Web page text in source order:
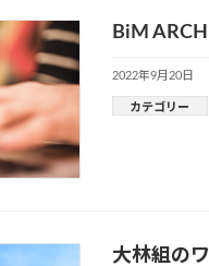
BiM
2022年9月20日
カテゴリー
大林組の